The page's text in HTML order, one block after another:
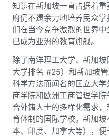
知识在新加坡一直占据着
府仍不遗余力地培养民众
们在当今竞争激烈的世界
已成为亚洲的教育旗舰。
除了南洋理工大学、新加
大学排名 #25）和新加坡
科学方法而闻名的国立大
商学院和欧洲工商管理学
合外籍人士的多样化需求
育体制的国际学校。新加
本、印度、加拿大等），